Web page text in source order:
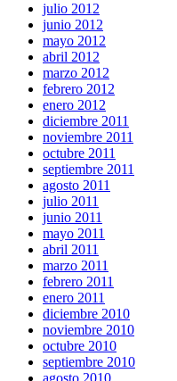
julio 2012
junio 2012
mayo 2012
abril 2012
marzo 2012
febrero 2012
enero 2012
diciembre 2011
noviembre 2011
octubre 2011
septiembre 2011
agosto 2011
julio 2011
junio 2011
mayo 2011
abril 2011
marzo 2011
febrero 2011
enero 2011
diciembre 2010
noviembre 2010
octubre 2010
septiembre 2010
agosto 2010